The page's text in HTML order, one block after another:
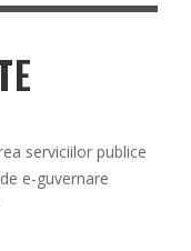
serviciilor publice
e-guvernare